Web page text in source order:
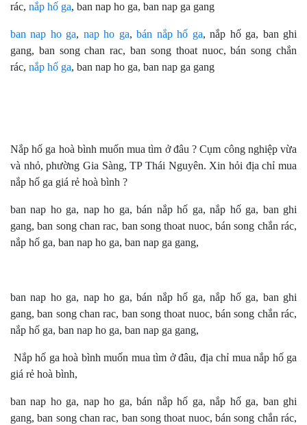
rác, nắp hố ga, ban nap ho ga, ban nap ga gang
ban nap ho ga, nap ho ga,bán nắp hố ga, nắp hố ga, ban ghi
gang, ban song chan rac, ban song thoat nuoc, bán song chắn
rác, nắp hố ga, ban nap ho ga, ban nap ga gang
Nắp hố ga hoà bình muốn mua tìm ở đâu ? Cụm công nghiệp vừa
và nhỏ, phường Gia Sàng, TP Thái Nguyên. Xin hỏi địa chỉ mua
nắp hố ga giá rẻ hoà bình ?
ban nap ho ga, nap ho ga, bán nắp hố ga, nắp hố ga, ban ghi
gang, ban song chan rac, ban song thoat nuoc, bán song chắn rác,
nắp hố ga, ban nap ho ga, ban nap ga gang,
ban nap ho ga, nap ho ga, bán nắp hố ga, nắp hố ga, ban ghi
gang, ban song chan rac, ban song thoat nuoc, bán song chắn rác,
nắp hố ga, ban nap ho ga, ban nap ga gang,
Nắp hố ga hoà bình muốn mua tìm ở đâu, địa chỉ mua nắp hố ga
giá rẻ hoà bình,
ban nap ho ga, nap ho ga, bán nắp hố ga, nắp hố ga, ban ghi
gang, ban song chan rac, ban song thoat nuoc, bán song chắn rác,